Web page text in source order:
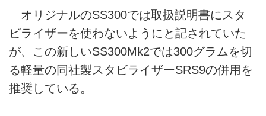
オリジナルのSS300では取扱説明書にスタ
ビライザーを使わないようにと記されていた
が、この新しいSS300Mk2では300グラムを切
る軽量の同社製スタビライザーSRS9の併用を
推奨している。